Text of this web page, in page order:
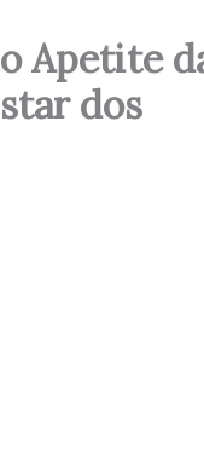
Apetite
dos